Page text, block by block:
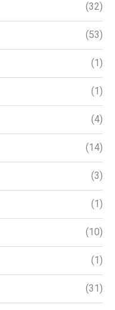
(32)
(53)
(1)
(1)
(4)
(14)
(3)
(1)
(10)
(1)
(31)